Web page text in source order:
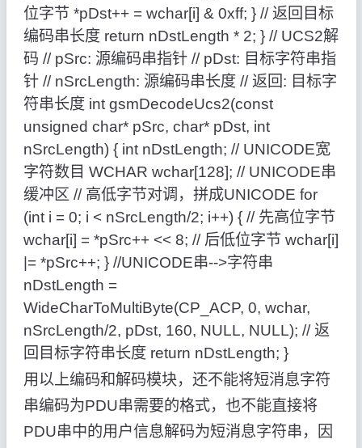
位字节 *pDst++ = wchar[i] & 0xff; } // 返回目标
编码串长度 return nDstLength * 2; } // UCS2解
码 // pSrc: 源编码串指针 // pDst: 目标字符串指
针 // nSrcLength: 源编码串长度 // 返回: 目标字
符串长度 int gsmDecodeUcs2(const
unsigned char* pSrc, char* pDst, int
nSrcLength) { int nDstLength; // UNICODE宽
字符数目 WCHAR wchar[128]; // UNICODE串
缓冲区 // 高低字节对调，拼成UNICODE for
(int i = 0; i < nSrcLength/2; i++) { // 先高位字节
wchar[i] = *pSrc++ << 8; // 后低位字节 wchar[i]
|= *pSrc++; } //UNICODE串-->字符串
nDstLength =
WideCharToMultiByte(CP_ACP, 0, wchar,
nSrcLength/2, pDst, 160, NULL, NULL); // 返
回目标字符串长度 return nDstLength; }
用以上编码和解码模块，还不能将短消息字符
串编码为PDU串需要的格式，也不能直接将
PDU串中的用户信息解码为短消息字符串，因